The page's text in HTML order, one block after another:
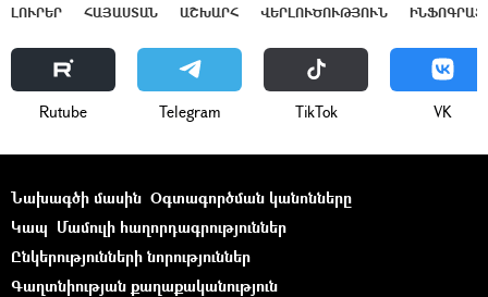
ԼՈՒՐԵՐ ՀԱՅԱՍՏԱՆ ԱՇԽԱՐՀ ՎԵՐԼՈՒԾՈՒԹՅՈՒՆ
Rutube Telegram ТikТоk VK
Նախագծի մասին Օգտագործման կանոնները
Կապ Մամուլի հաղորդագրություններ
Ընկերությունների նորություններ
Գաղտնիության քաղաքականություն